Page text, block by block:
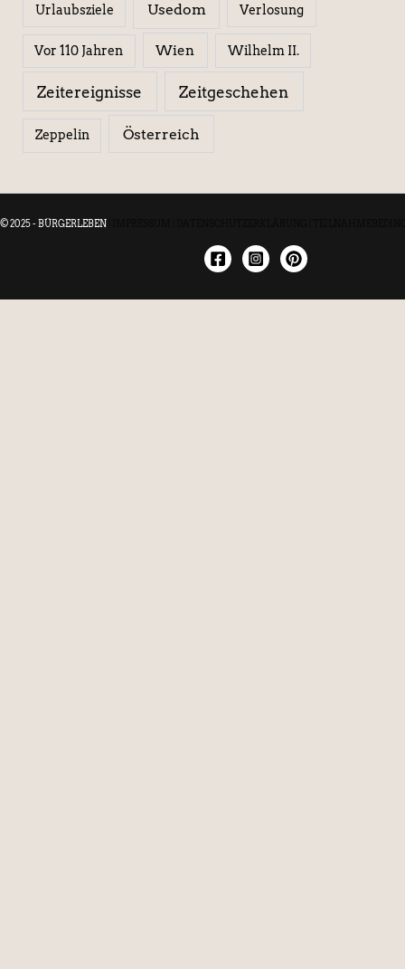
Urlaubsziele Usedom Verlosung
Vor 110 Jahren Wien Wilhelm II.
Zeitereignisse Zeitgeschehen
Zeppelin Österreich
© 2025 - BÜRGERLEBEN